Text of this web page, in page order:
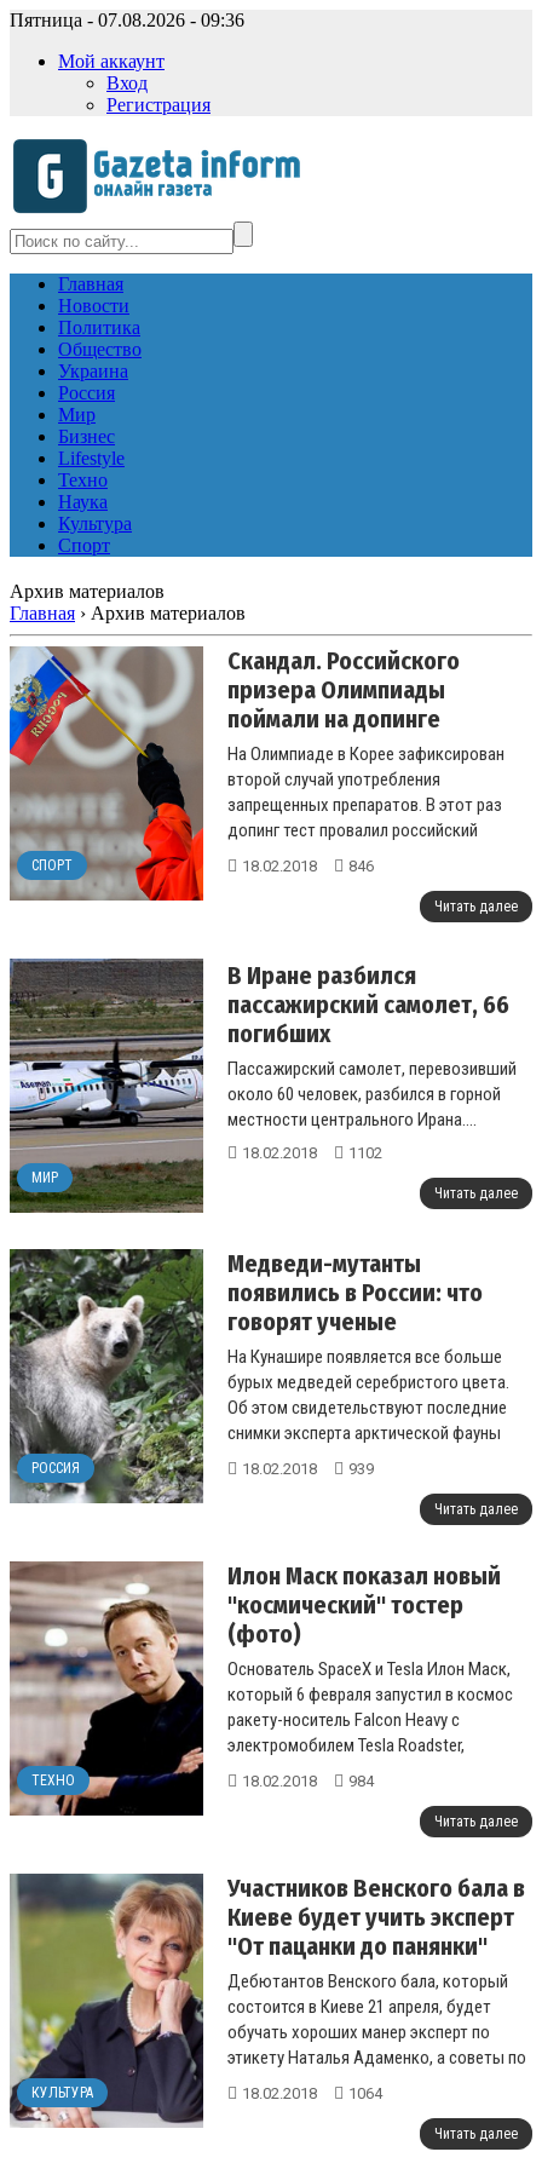
Пятница - 07.08.2026 - 09:36
Мой аккаунт
Вход
Регистрация
Главная
Новости
Политика
Общество
Украина
Россия
Мир
Бизнес
Lifestyle
Техно
Наука
Культура
Спорт
Архив материалов
Главная › Архив материалов
СПОРТ
Скандал. Российского
призера Олимпиады
поймали на допинге
На Олимпиаде в Корее зафиксирован
второй случай употребления
запрещенных препаратов. В этот раз
допинг тест провалил российский
керлингист Александр Крушельницкий. В
18.02.2018 846
Читать далее
МИР
В Иране разбился
пассажирский самолет, 66
погибших
Пассажирский самолет, перевозивший
около 60 человек, разбился в горной
местности центрального Ирана....
18.02.2018 1102
Читать далее
РОССИЯ
Медведи-мутанты
появились в России: что
говорят ученые
На Кунашире появляется все больше
бурых медведей серебристого цвета.
Об этом свидетельствуют последние
снимки эксперта арктической фауны
Виктора Никифорова....
18.02.2018 939
Читать далее
ТЕХНО
Илон Маск показал новый
"космический" тостер
(фото)
Основатель SpaceX и Tesla Илон Маск,
который 6 февраля запустил в космос
ракету-носитель Falcon Heavy с
электромобилем Tesla Roadster,
оказался ценителем космической саги
18.02.2018 984
Читать далее
КУЛЬТУРА
Участников Венского бала в
Киеве будет учить эксперт
"От пацанки до панянки"
Дебютантов Венского бала, который
состоится в Киеве 21 апреля, будет
обучать хороших манер эксперт по
этикету Наталья Адаменко, а советы по
созданию образа даст известная
18.02.2018 1064
Читать далее